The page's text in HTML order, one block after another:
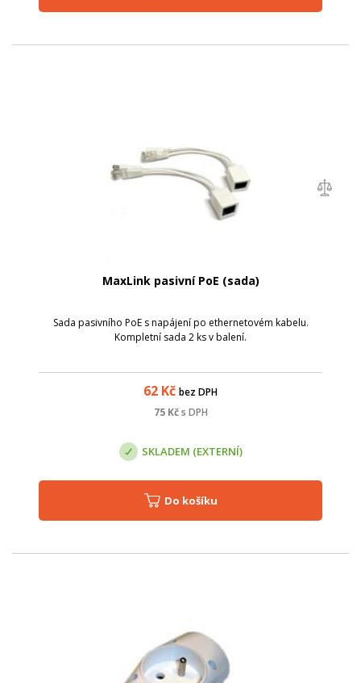
MaxLink pasivní PoE (sada)
Sada pasivního PoE s napájení po ethernetovém kabelu.
Kompletní sada 2 ks v balení.
62 Kč bez DPH
75Kč s DPH
SKLADEM (EXTERNÍ)
Do košíku